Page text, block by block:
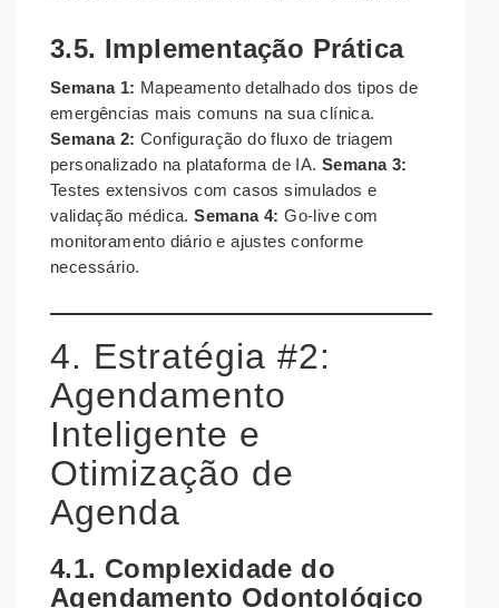
3.5. Implementação Prática
Semana 1: Mapeamento detalhado dos tipos de
emergências mais comuns na sua clínica.
Semana 2: Configuração do fluxo de triagem
personalizado na plataforma de IA. Semana 3:
Testes extensivos com casos simulados e
validação médica.Semana 4: Go-live com
monitoramento diário e ajustes conforme
necessário.
4. Estratégia #2:
Agendamento
Inteligente e
Otimização de
Agenda
4.1. Complexidade do
Agendamento Odontológico